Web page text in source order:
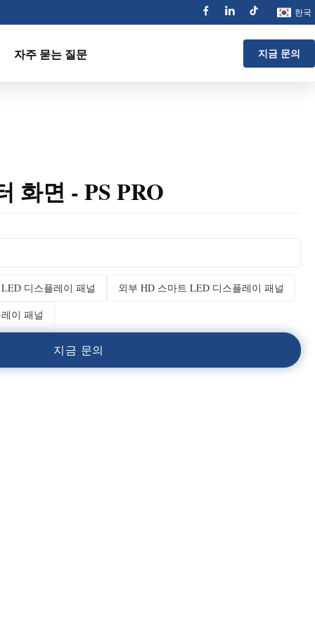
한국
자주 묻는 질문 지금 문의
화면 - PS PRO
디스플레이 패널
외부 HD 스마트 LED 디스플레이 패널
이 패널
지금 문의